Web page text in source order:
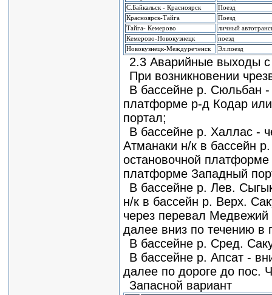
С.Байкальск - Красноярск
Поезд
Красноярск-Тайга
Поезд
Тайга- Кемерово
личный
Кемерово-Новокузнецк
поезд
Новокузнецк-Междуреченск
Эл.поезд
2.3 Аварийные выходы
При возникновении
В бассейне р. Сюльбан -
платформе р-д Кодар
портал;
В бассейне р. Халлас -
Атманаки н/к в бассейн
остановочной
платформе Западный
В бассейне р. Лев.
н/к в бассейн р. Верх.
через перевал
далее вниз по течению в
В бассейне р. Сред.
В бассейне р. Апсат -
далее по дороге до пос.
Запасной вариант